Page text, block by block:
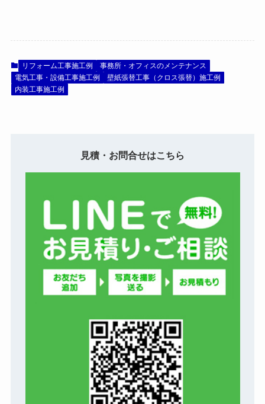
リフォーム工事施工例
事務所・オフィスのメンテナンス
電気工事・設備工事施工例
壁紙張替工事（クロス張替）施工例
内装工事施工例
見積・お問合せはこちら